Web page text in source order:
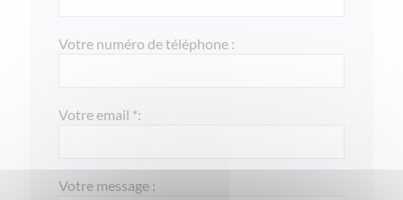
Votre numéro de téléphone :
Votre email *:
Votre message :